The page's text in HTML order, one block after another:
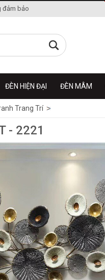
đảm bảo
ĐÈN HIỆN ĐẠI ĐÈN MÂM
Trang Trí
- 2221